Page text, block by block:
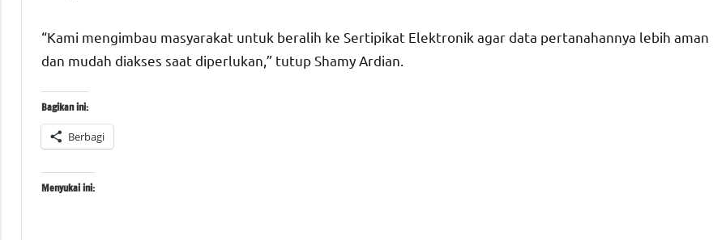
“Kami mengimbau masyarakat untuk beralih ke Sertipikat Elektronik agar data pertanahannya lebih aman
dan mudah diakses saat diperlukan,” tutup Shamy Ardian.
Bagikan ini:
Berbagi
Menyukai ini: